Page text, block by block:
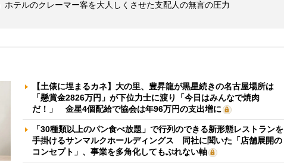
ホテルのクレーマー客を大人しくさせた支配人の無言の圧力
【土俵に埋まるカネ】大の里、豊昇龍が黒星続きの名古屋場所は
「懸賞金2826万円」が下位力士に渡り「今日はみんなで焼肉
だ！」 金星4個配給で協会は年96万円の支出増に
「30種類以上のパン食べ放題」で行列のできる新形態レストランを
手掛けるサンマルクホールディングス 同社に聞いた「店舗展開の
コンセプト」、事業を多角化してもぶれない軸